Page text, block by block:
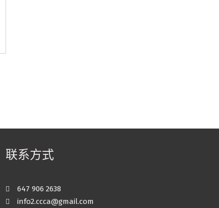
联系方式
647 906 2638
info2.ccca@gmail.com